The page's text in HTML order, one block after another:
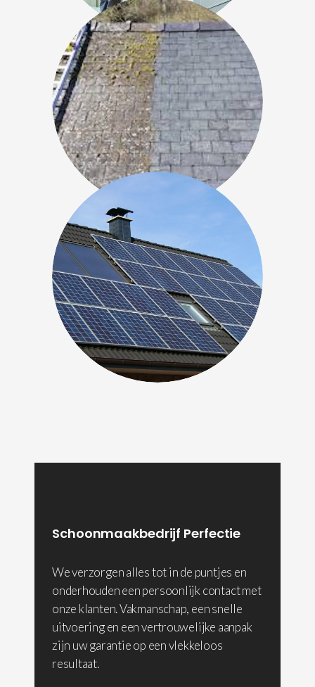
Schoonmaakbedrijf Perfectie
We verzorgen alles tot in de puntjes en
onderhouden een persoonlijk contact met
onze klanten. Vakmanschap, een snelle
uitvoering en een vertrouwelijke aanpak
zijn uw garantie op een vlekkeloos
resultaat.